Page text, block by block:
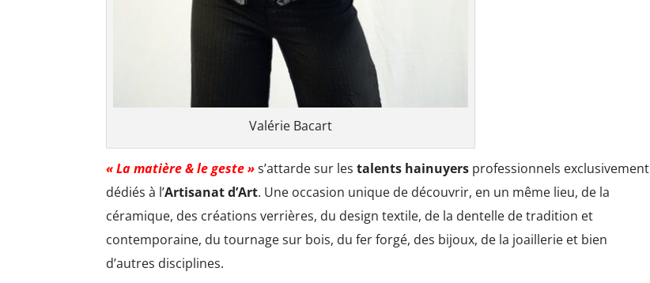
Valérie Bacart
« La matière & le geste »s’attarde sur lestalents hainuyers professionnels exclusivement
dédiés à l’Artisanat d’Art. Une occasion unique de découvrir, en un même lieu, de la
céramique, des créations verrières, du design textile, de la dentelle de tradition et
contemporaine, du tournage sur bois, du fer forgé, des bijoux, de la joaillerie et bien
d’autres disciplines.